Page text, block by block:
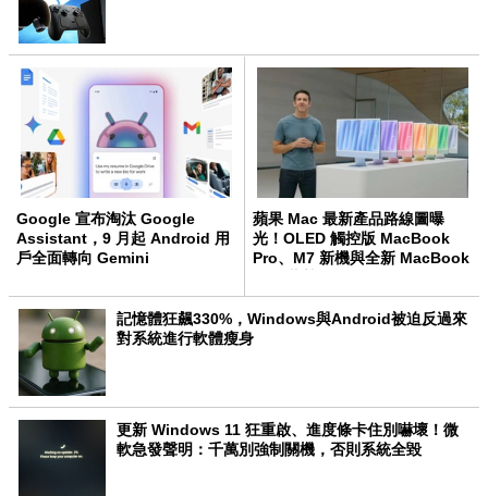
Google 宣布淘汰 Google
Assistant，9 月起 Android 用
戶全面轉向 Gemini
蘋果 Mac 最新產品路線圖曝
光！OLED 觸控版 MacBook
Pro、M7 新機與全新 MacBook
記憶體狂飆330%，Windows與Android被迫反過來
對系統進行軟體瘦身
更新 Windows 11 狂重啟、進度條卡住別嚇壞！微
軟急發聲明：千萬別強制關機，否則系統全毀